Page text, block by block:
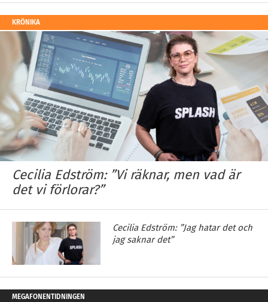
KRÖNIKA
Cecilia Edström: ”Vi räknar, men vad är
det vi förlorar?”
Cecilia Edström: ”Jag hatar det och
jag saknar det”
MEGAFONENTIDNINGEN